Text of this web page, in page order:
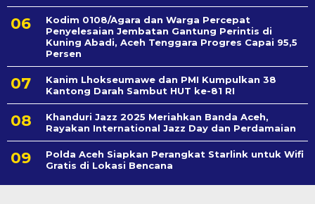
Kodim 0108/Agara dan Warga Percepat
Penyelesaian Jembatan Gantung Perintis di
Kuning Abadi, Aceh Tenggara Progres Capai 95,5
Persen
Kanim Lhokseumawe dan PMI Kumpulkan 38
Kantong Darah Sambut HUT ke-81 RI
Khanduri Jazz 2025 Meriahkan Banda Aceh,
Rayakan International Jazz Day dan Perdamaian
Polda Aceh Siapkan Perangkat Starlink untuk Wifi
Gratis di Lokasi Bencana